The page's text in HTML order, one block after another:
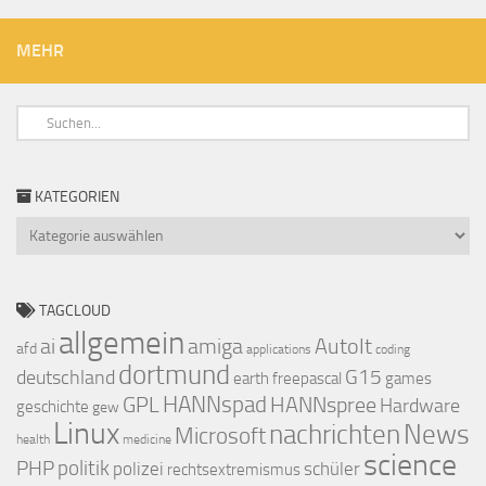
MEHR
KATEGORIEN
TAGCLOUD
afd ai allgemein amiga applications AutoIt coding
deutschland dortmund earth freepascal G15 games
geschichte gew GPL HANNspad HANNspree Hardware
health Linux medicine Microsoft nachrichten News
PHPpolitik polizei rechtsextremismus schüler science